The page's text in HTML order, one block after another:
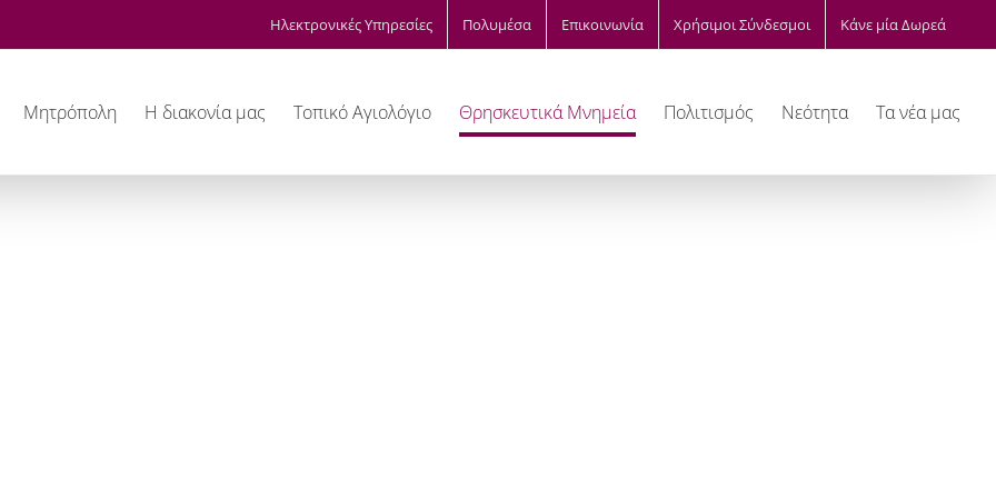
Ηλεκτρονικές Υπηρεσίες Πολυμέσα Επικοινωνία Χρήσιμοι Σύνδεσμοι Κάνε μία Δωρεά
Μητρόπολη Η διακονία μας Τοπικό Αγιολόγιο Θρησκευτικά Μνημεία Πολιτισμός Νεότητα Τα νέα μας